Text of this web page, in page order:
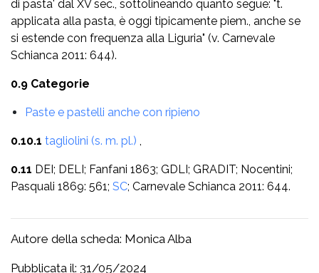
di pasta' dal XV sec., sottolineando quanto segue: "t.
applicata alla pasta, è oggi tipicamente piem., anche se
si estende con frequenza alla Liguria" (v. Carnevale
Schianca 2011: 644).
0.9 Categorie
Paste e pastelli anche con ripieno
0.10.1 tagliolini (s. m. pl.) ,
0.11 DEI; DELI; Fanfani 1863; GDLI; GRADIT; Nocentini;
Pasquali 1869: 561; SC; Carnevale Schianca 2011: 644.
Autore della scheda: Monica Alba
Pubblicata il: 31/05/2024